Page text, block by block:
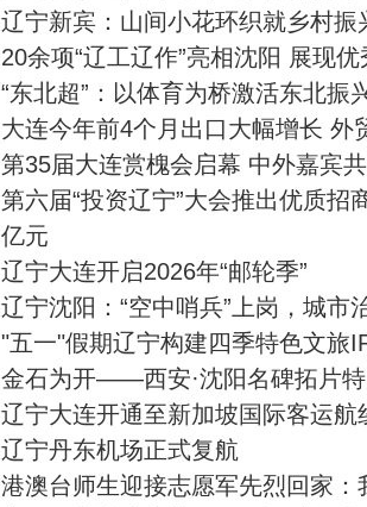
辽宁新宾：山间小花环织就乡村振
20余项“辽工辽作”亮相沈阳 展现
“东北超”：以体育为桥激活东北振
大连今年前4个月出口大幅增长 外
第35届大连赏槐会启幕 中外嘉宾
第六届“投资辽宁”大会推出优质招
亿元
辽宁大连开启2026年“邮轮季”
辽宁沈阳：“空中哨兵”上岗，城市
"五一"假期辽宁构建四季特色文旅
金石为开——西安·沈阳名碑拓片
辽宁大连开通至新加坡国际客运航
辽宁丹东机场正式复航
港澳台师生迎接志愿军先烈回家